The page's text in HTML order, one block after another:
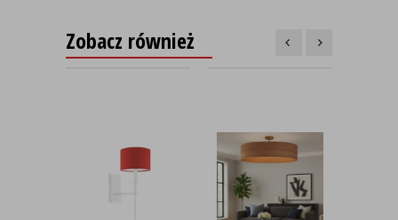
Zobacz również